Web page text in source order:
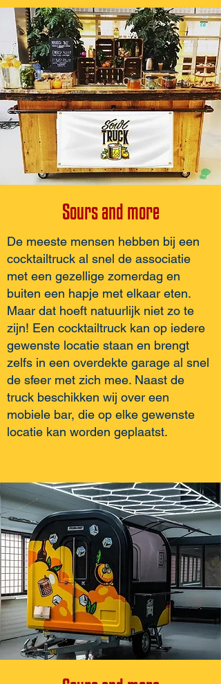
Sours and more
De meeste mensen hebben bij een
cocktailtruck al snel de associatie
met een gezellige zomerdag en
buiten een hapje met elkaar eten.
Maar dat hoeft natuurlijk niet zo te
zijn! Een cocktailtruck kan op iedere
gewenste locatie staan en brengt
zelfs in een overdekte garage al snel
de sfeer met zich mee. Naast de
truck beschikken wij over een
mobiele bar, die op elke gewenste
locatie kan worden geplaatst.